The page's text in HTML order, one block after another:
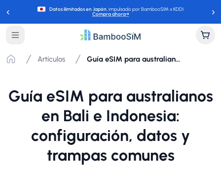
‹ Datos ilimitados en Japón, impulsado por BambooSIM x KDDI
Compra ahora→ ›
Artículos Guía eSIM para australianos en Bali e Indonesia: configuración, datos y trampas comunes
Guía eSIM para australianos
en Bali e Indonesia:
configuración, datos y
trampas comunes